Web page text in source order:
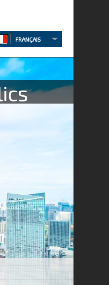
FRANÇAIS